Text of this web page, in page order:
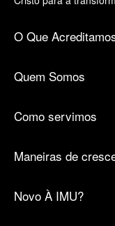
O Que
Quem Somos
Como servimos
Maneiras de
Novo À IMU?